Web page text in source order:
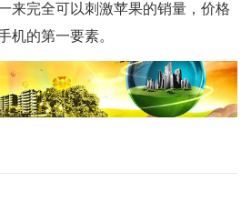
来完全可以刺激苹果的销量，价格
机的第一要素。